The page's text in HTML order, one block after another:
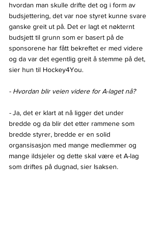
hvordan man skulle drifte det og i form av
budsjettering, det var noe styret kunne svare
ganske greit ut på. Det er lagt et nøkternt
budsjett til grunn som er basert på de
sponsorene har fått bekreftet er med videre
og da var det egentlig greit å stemme på det,
sier hun til Hockey4You.
- Hvordan blir veien videre for A-laget nå?
- Ja, det er klart at nå ligger det under
bredde og da blir det etter rammene som
bredde styrer, bredde er en solid
organsisasjon med mange medlemmer og
mange ildsjeler og dette skal være et A-lag
som driftes på dugnad, sier Isaksen.